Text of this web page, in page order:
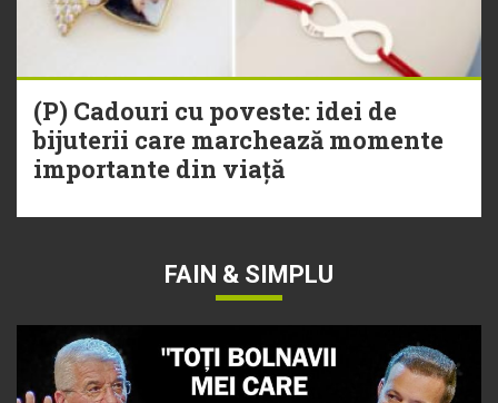
(P) Cadouri cu poveste: idei de
bijuterii care marchează momente
importante din viață
FAIN & SIMPLU